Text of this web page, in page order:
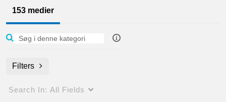
153 medier
Filters
Search In: All Fields